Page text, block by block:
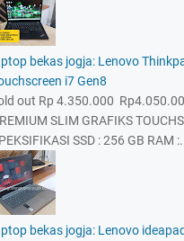
bekas jogja: Lenovo
i7 Gen8
out Rp 4.350.000
SLIM GRAFIKS
SSD : 256 GB RAM
bekas jogja: Lenovo